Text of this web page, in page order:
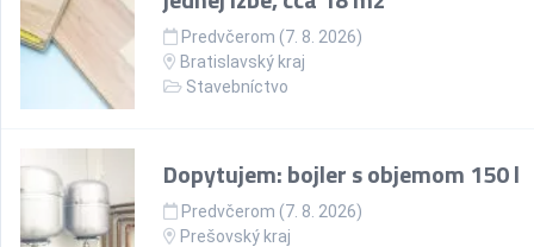
Predvčerom (7. 8. 2026)
Bratislavský kraj
Stavebníctvo
Dopytujem: bojler s objemom 150 l
Predvčerom (7. 8. 2026)
Prešovský kraj